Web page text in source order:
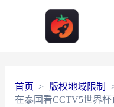
首页
版权地域限制
在泰国看CCTV5世界